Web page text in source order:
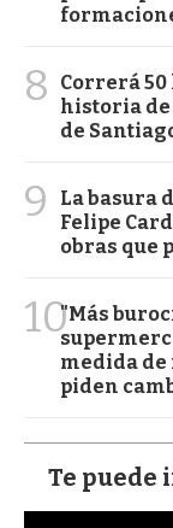
8
Correrá 50
historia de
de
9
La basura
Felipe
obras que
10"Más
medida
piden
Te puede